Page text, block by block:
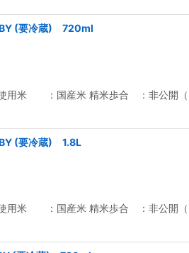
(要冷蔵) 720ml
用米 ：国産米 精米歩合 ：非公開
(要冷蔵) 1.8L
用米 ：国産米 精米歩合 ：非公開